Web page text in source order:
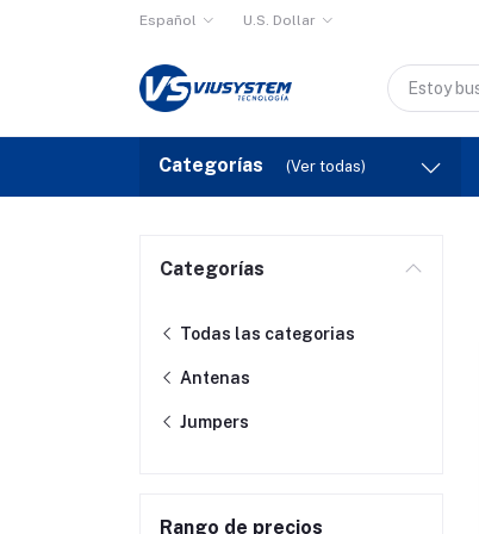
Español U.S. Dollar
Categorías (Ver todas)
Categorías
Todas las categorias
Antenas
Jumpers
Rango de precios